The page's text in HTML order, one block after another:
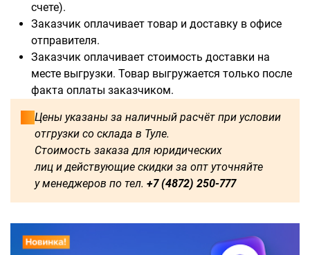
счете).
Заказчик оплачивает товар и доставку в офисе
отправителя.
Заказчик оплачивает стоимость доставки на
месте выгрузки. Товар выгружается только после
факта оплаты заказчиком.
Цены указаны за наличный расчёт при условии
отгрузки со склада в Туле.
Стоимость заказа для юридических
лиц и действующие скидки за опт уточняйте
у менеджеров по тел. +7 (4872) 250-777